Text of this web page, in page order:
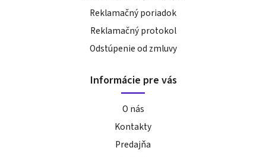
Reklamačný poriadok
Reklamačný protokol
Odstúpenie od zmluvy
Informácie pre vás
O nás
Kontakty
Predajňa